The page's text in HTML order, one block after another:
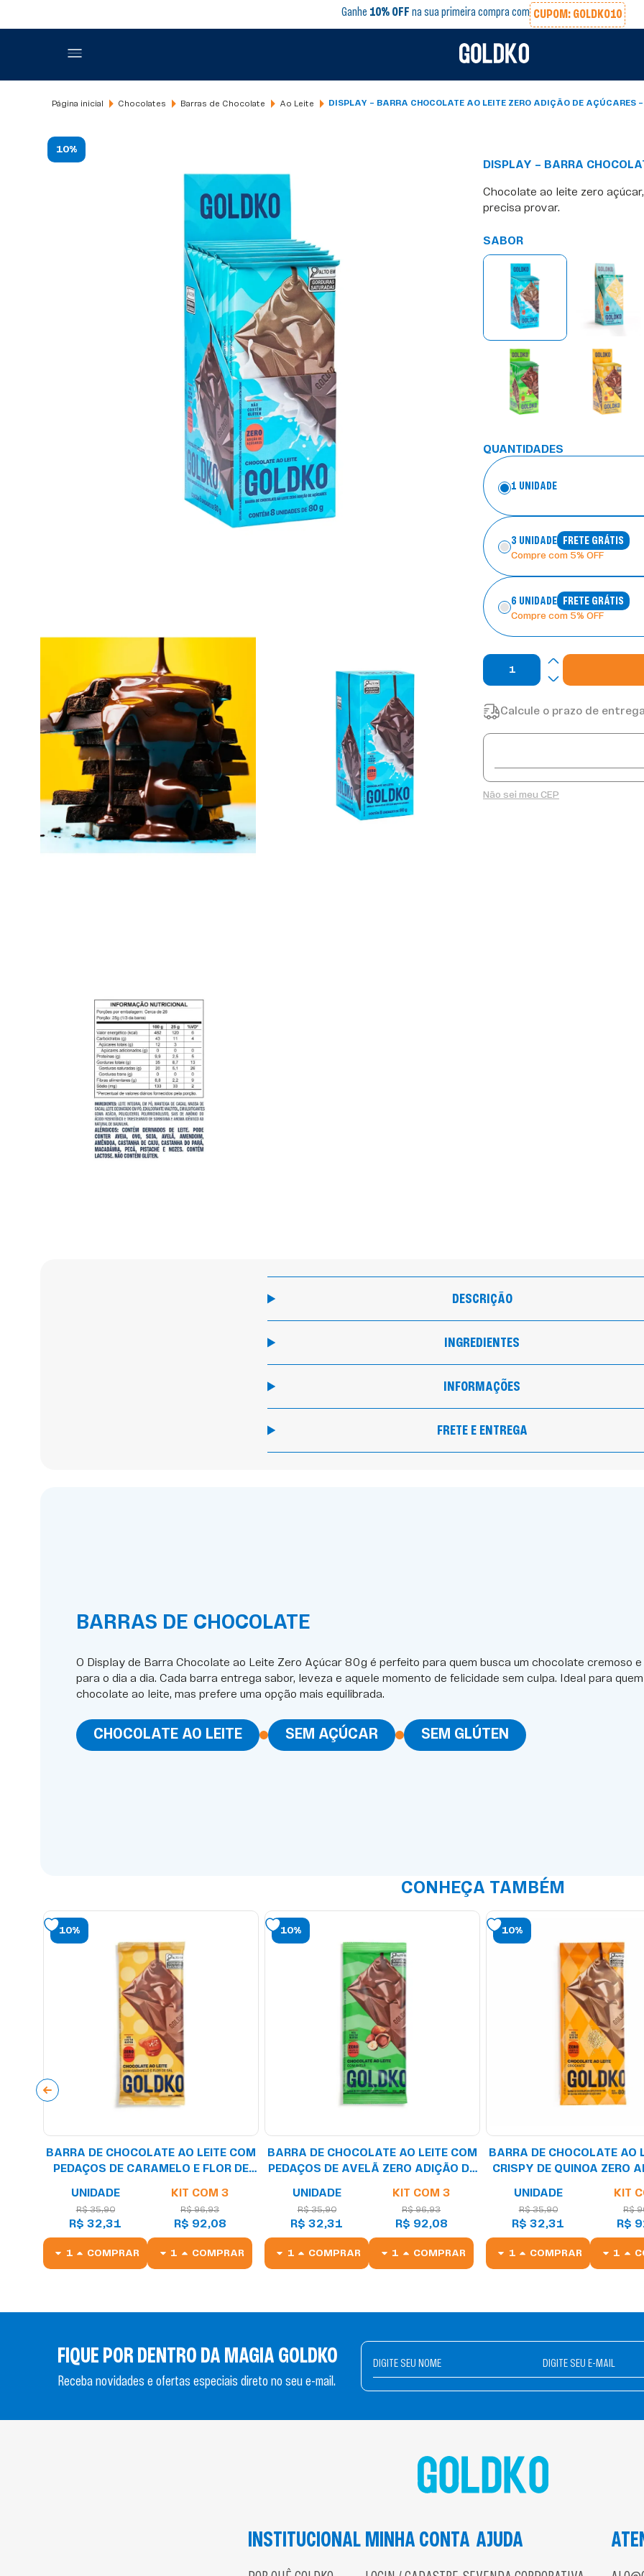
Ganhe 10% OFF na sua primeira compra com CUPOM: GOLDKO10
Chocolates Barras de Chocolate Ao Leite DISPLAY – BARRA CHOCOLATE AO LEITE ZERO ADIÇÃO DE AÇÚCARES
10%
DISPLAY – BARRA
Chocolate ao leite zero
precisa provar.
SABOR
QUANTIDADES
1 UNIDADE
3 UNIDADE FRETE GRÁTIS
Compre com 5% OFF
6 UNIDADE FRETE GRÁTIS
Compre com 5% OFF
Calcule o prazo de
Não sei meu CEP
DESCRIÇÃO
INGREDIENTES
INFORMAÇÕES
FRETE E ENTREGA
BARRAS DE CHOCOLATE
O Display de Barra Chocolate ao Leite Zero Açúcar 80g é perfeito para quem busca um chocolate cremoso e
para o dia a dia. Cada barra entrega sabor, leveza e aquele momento de felicidade sem culpa. Ideal para
chocolate ao leite, mas prefere uma opção mais equilibrada.
CHOCOLATE AO LEITE SEM AÇÚCAR SEM GLÚTEN
CONHEÇA TAMBÉM
10%
BARRA DE CHOCOLATE AO LEITE COM
PEDAÇOS DE CARAMELO E FLOR DE
UNIDADE
R$ 35,90
R$ 32,31
COMPRAR
KIT COM 3
R$ 96,93
R$ 92,08
COMPRAR
10%
BARRA DE CHOCOLATE AO LEITE COM
PEDAÇOS DE AVELÃ ZERO ADIÇÃO DE
UNIDADE
R$ 35,90
R$ 32,31
COMPRAR
KIT COM 3
R$ 96,93
R$ 92,08
COMPRAR
10%
BARRA DE CHOCOLATE AO
CRISPY DE QUINOA ZERO
UNIDADE
R$ 35,90
R$ 32,31
COMPRAR
KIT
R$
R$
FIQUE POR DENTRO DA MAGIA GOLDKO
Receba novidades e ofertas especiais direto no seu e-mail.
INSTITUCIONAL MINHA CONTA AJUDA